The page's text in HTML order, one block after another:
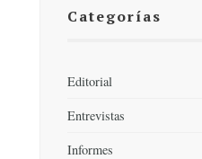
Categorías
Editorial
Entrevistas
Informes